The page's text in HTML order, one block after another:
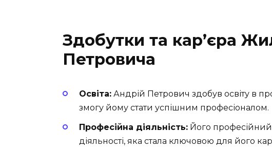
Здобутки та кар’єра
Петровича
Освіта: Андрій Петрович здобув освіту в
змогу йому стати успішним професіоналом.
Професійна діяльність: Його
діяльності, яка стала ключовою для його